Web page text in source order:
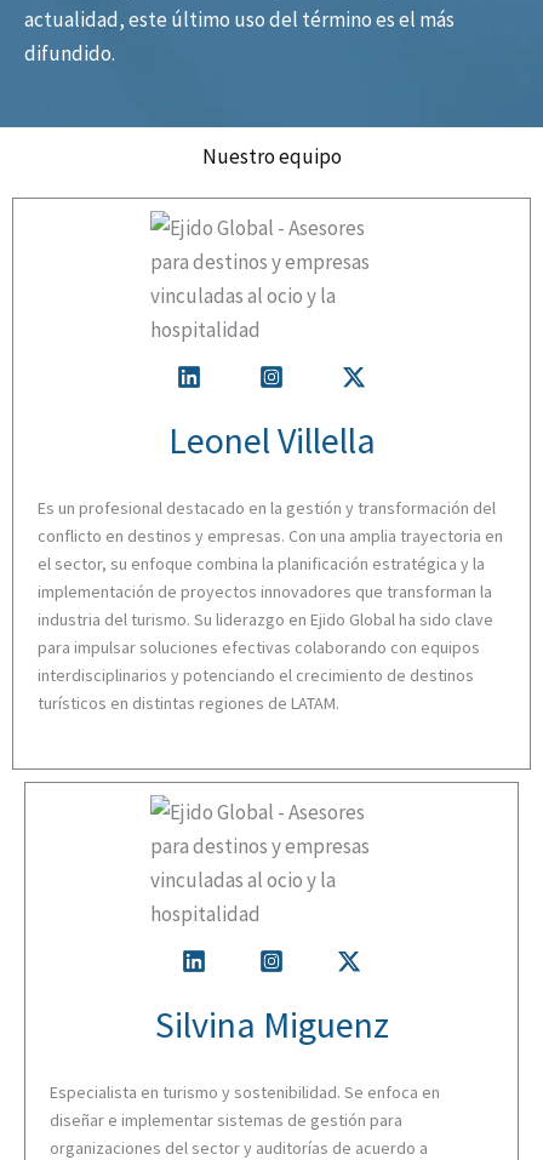
actualidad, este último uso del término es el más
difundido.
Nuestro equipo
Leonel Villella
Es un profesional destacado en la gestión y transformación del
conflicto en destinos y empresas. Con una amplia trayectoria en
el sector, su enfoque combina la planificación estratégica y la
implementación de proyectos innovadores que transforman la
industria del turismo. Su liderazgo en Ejido Global ha sido clave
para impulsar soluciones efectivas colaborando con equipos
interdisciplinarios y potenciando el crecimiento de destinos
turísticos en distintas regiones de LATAM.
Silvina Miguenz
Especialista en turismo y sostenibilidad. Se enfoca en
diseñar e implementar sistemas de gestión para
organizaciones del sector y auditorías de acuerdo a